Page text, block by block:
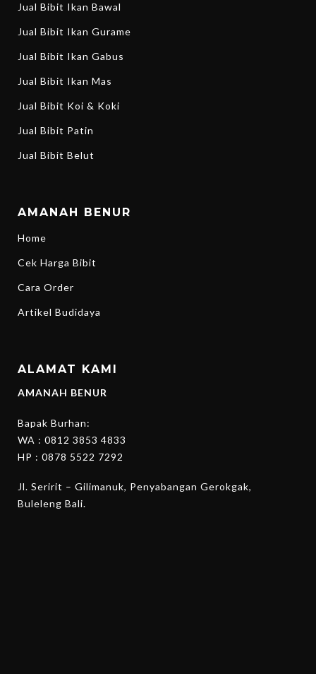
Jual Bibit Ikan Bawal
Jual Bibit Ikan Gurame
Jual Bibit Ikan Gabus
Jual Bibit Ikan Mas
Jual Bibit Koi & Koki
Jual Bibit Patin
Jual Bibit Belut
AMANAH BENUR
Home
Cek Harga Bibit
Cara Order
Artikel Budidaya
ALAMAT KAMI
AMANAH BENUR
Bapak Burhan:
WA : 0812 3853 4833
HP : 0878 5522 7292
Jl. Seririt – Gilimanuk, Penyabangan Gerokgak,
Buleleng Bali.